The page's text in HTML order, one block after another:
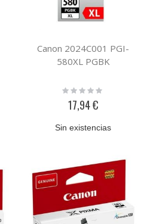
Canon 2024C001 PGI-
580XL PGBK
Rating:
17,94 €
Sin existencias